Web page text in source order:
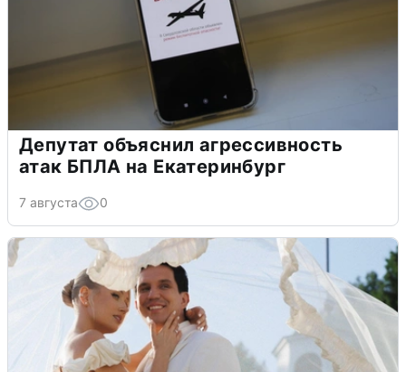
Депутат объяснил агрессивность
атак БПЛА на Екатеринбург
7 августа 0